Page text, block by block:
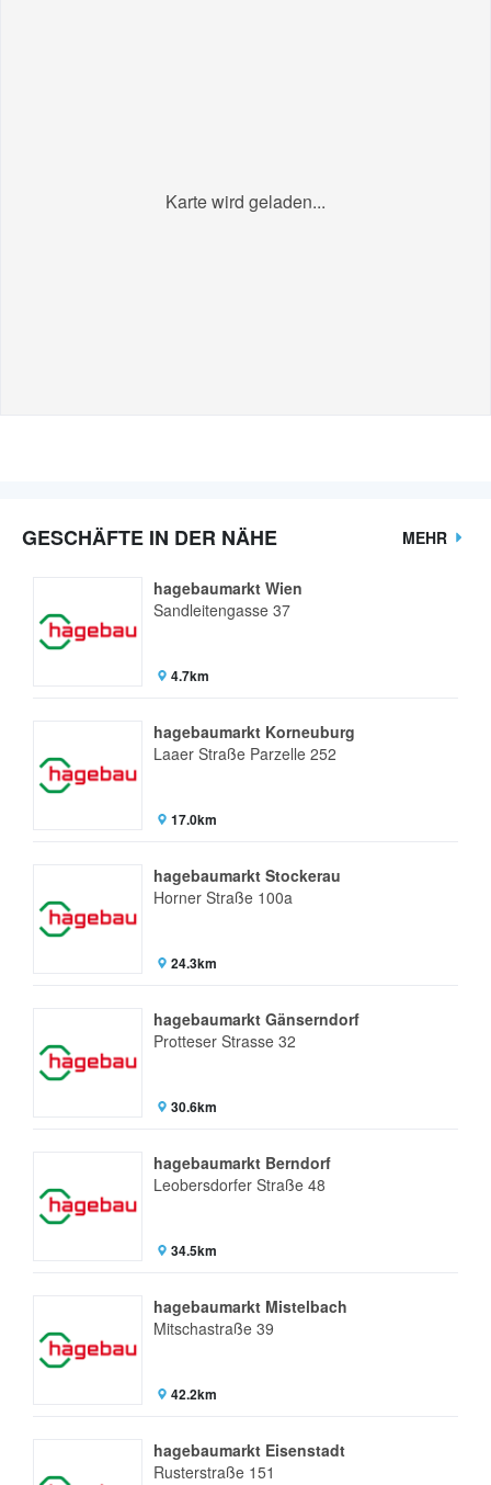
Karte wird geladen...
GESCHÄFTE IN DER NÄHE MEHR
hagebaumarkt Wien
Sandleitengasse 37
4.7km
hagebaumarkt Korneuburg
Laaer Straße Parzelle 252
17.0km
hagebaumarkt Stockerau
Horner Straße 100a
24.3km
hagebaumarkt Gänserndorf
Protteser Strasse 32
30.6km
hagebaumarkt Berndorf
Leobersdorfer Straße 48
34.5km
hagebaumarkt Mistelbach
Mitschastraße 39
42.2km
hagebaumarkt Eisenstadt
Rusterstraße 151